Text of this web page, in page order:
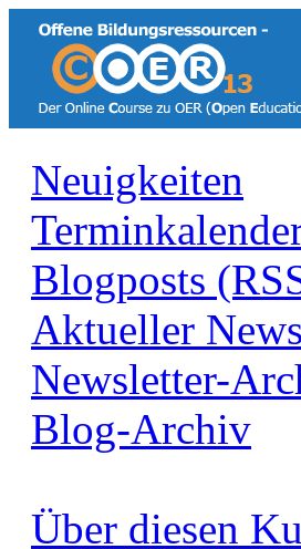
Neuigkeiten
Blogposts
Aktueller
Newsletter-
Blog-Archiv
Über diesen